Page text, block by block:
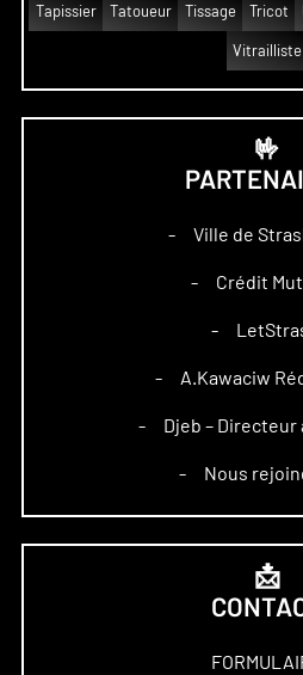
Tapissier Tatoueur Tissage Tricot
Vitrailliste
🤟
– Ville de
– Crédit
–
– A.Kawaciw
– Djeb –
– Nous
📩